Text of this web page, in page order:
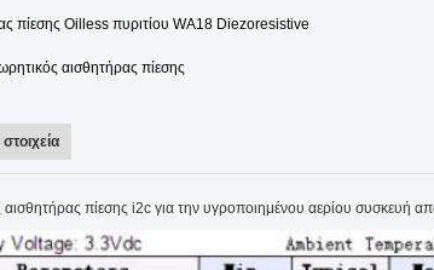
πίεσης Oilless πυριτίου WA18 Diezoresistive
αισθητήρας πίεσης
πίεσης i2c για την υγροποιημένου αερίου συσκευή